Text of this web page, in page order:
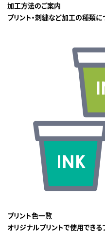
加工方法のご案内
プリント・刺繍など加工の種類に
プリント色一覧
オリジナルプリントで使用でき